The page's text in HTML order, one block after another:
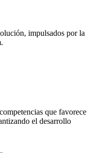
impulsados por la
que favorece
el desarrollo